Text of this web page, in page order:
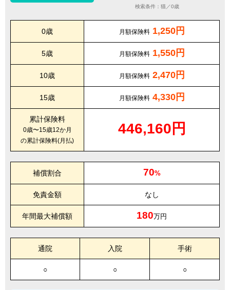
検索条件：猫／0歳
0歳 月額保険料 1,250円
5歳 月額保険料 1,550円
10歳 月額保険料 2,470円
15歳 月額保険料 4,330円
累計保険料
0歳〜15歳12か月
の累計保険料(月払)
446,160円
補償割合 70%
免責金額 なし
年間最大補償額 180万円
通院 入院 手術
○ ○ ○